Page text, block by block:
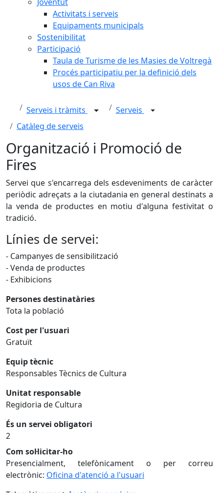
Activitats i serveis
Equipaments municipals
Sostenibilitat
Participació
Taula de Turisme de les Masies de Voltregà
Procés participatiu per la definició dels
usos de Can Riva
Serveis i tràmits
Serveis
Catàleg de serveis
Organització i Promoció de
Fires
Servei que s'encarrega dels esdeveniments de caràcter
periòdic adreçats a la ciutadania en general destinats a
la venda de productes en motiu d'alguna festivitat o
tradició.
Línies de servei:
- Campanyes de sensibilització
- Venda de productes
- Exhibicions
Persones destinatàries
Tota la població
Cost per l'usuari
Gratuït
Equip tècnic
Responsables Tècnics de Cultura
Unitat responsable
Regidoria de Cultura
És un servei obligatori
2
Com sol·licitar-ho
Presencialment, telefònicament o per correu
electrònic: Oficina d'atenció a l'usuari